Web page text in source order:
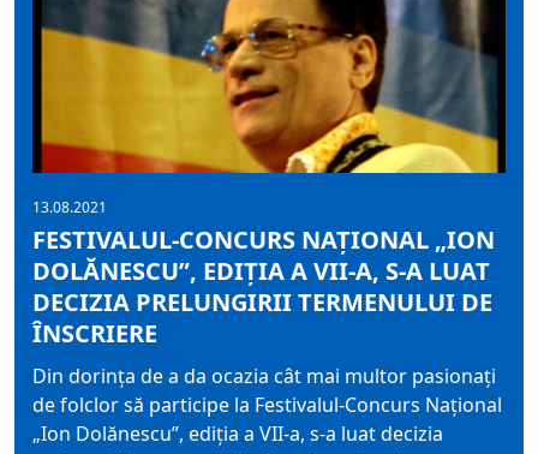
13.08.2021
FESTIVALUL-CONCURS NAȚIONAL „ION
DOLĂNESCU”, EDIȚIA A VII-A, S-A LUAT
DECIZIA PRELUNGIRII TERMENULUI DE
ÎNSCRIERE
Din dorinţa de a da ocazia cât mai multor pasionaţi
de folclor să participe la Festivalul-Concurs Național
„Ion Dolănescu”, ediția a VII-a, s-a luat decizia